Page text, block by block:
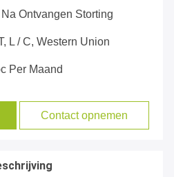
Ontvangen Storting
L / C, Western Union
Per Maand
Contact opnemen